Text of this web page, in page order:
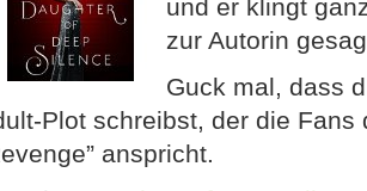
und er klingt
zur Autorin
Guck mal, dass
Plot schreibst, der die Fans
anspricht.